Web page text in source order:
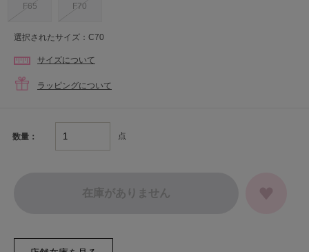
F65 F70
選択されたサイズ：C70
サイズについて
ラッピングについて
数量： 点
在庫がありません